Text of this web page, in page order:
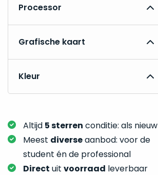
Processor
Grafische kaart
Kleur
Altijd 5 sterren conditie: als nieuw
Meest diverseaanbod: voor de
student én de professional
Direct uit voorraad leverbaar